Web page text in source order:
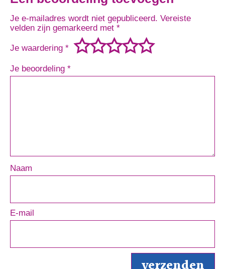
Je e-mailadres wordt niet gepubliceerd. Vereiste
velden zijn gemarkeerd met *
Je waardering *
Je beoordeling *
Naam
E-mail